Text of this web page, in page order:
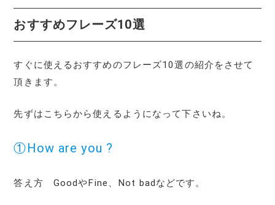
おすすめフレーズ10選
すぐに使えるおすすめのフレーズ10選の紹介をさせて
頂きます。
先ずはこちらから使えるようになって下さいね。
①How are you ?
答え方 GoodやFine、Not badなどです。